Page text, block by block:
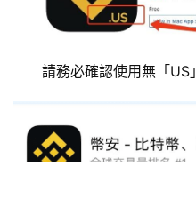
請務必確認使用無「US